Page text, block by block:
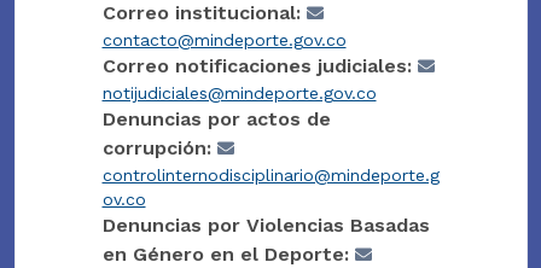
Correo institucional:
contacto@mindeporte.gov.co
Correo notificaciones judiciales:
notijudiciales@mindeporte.gov.co
Denuncias por actos de
corrupción:
controlinternodisciplinario@mindeporte.g
ov.co
Denuncias por Violencias Basadas
en Género en el Deporte: